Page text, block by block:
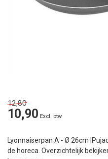
12,80
10,90 Excl. btw
Lyonnaiserpan A - Ø 26cm
de horeca. Overzichtelijk